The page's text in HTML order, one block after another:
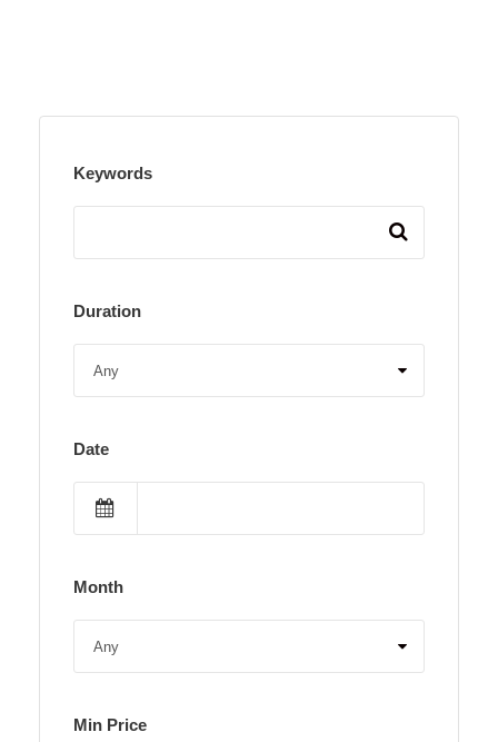
Keywords
Duration
Date
Month
Min Price